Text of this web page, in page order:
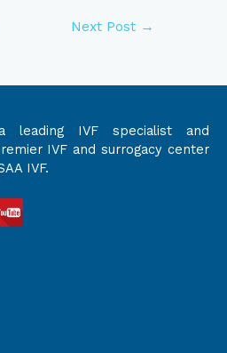
Next Post →
IVF specialist and
IVF and surrogacy center
IVF.